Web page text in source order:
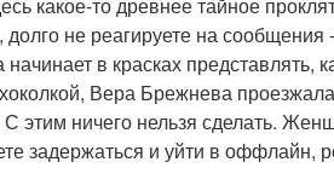
долго не реагируете на
в красках представлять,
Вера Брежнева
этим ничего нельзя сделать.
задержаться и уйти в